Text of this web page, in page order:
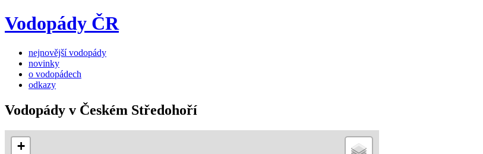
Vodopády ČR
nejnovější vodopády
novinky
o vodopádech
odkazy
Vodopády v Českém Středohoří
+